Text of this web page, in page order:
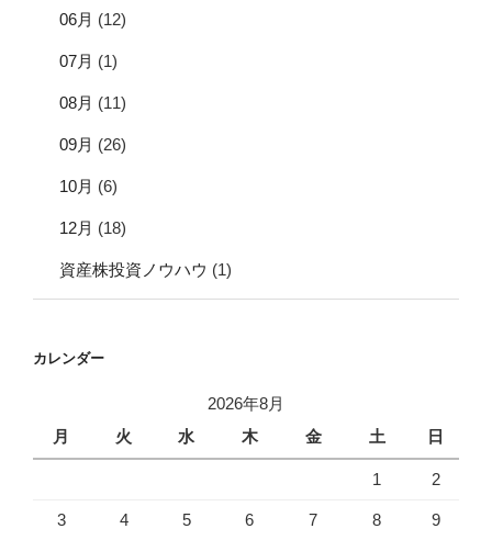
06月 (12)
07月 (1)
08月 (11)
09月 (26)
10月 (6)
12月 (18)
資産株投資ノウハウ (1)
カレンダー
2026年8月
月
火 水 木 金 土 日
1 2
3 4 5 6 7 8 9